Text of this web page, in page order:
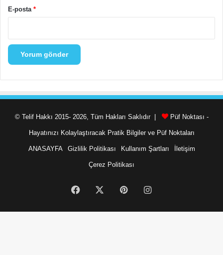
E-posta *
© Telif Hakkı 2015- 2026, Tüm Hakları Saklıdır | Püf Noktası -
Hayatınızı Kolaylaştıracak Pratik Bilgiler ve Püf Noktaları
ANASAYFA Gizlilik Politikası Kullanım Şartları İletişim
Çerez Politikası
Facebook PinterestInstagram